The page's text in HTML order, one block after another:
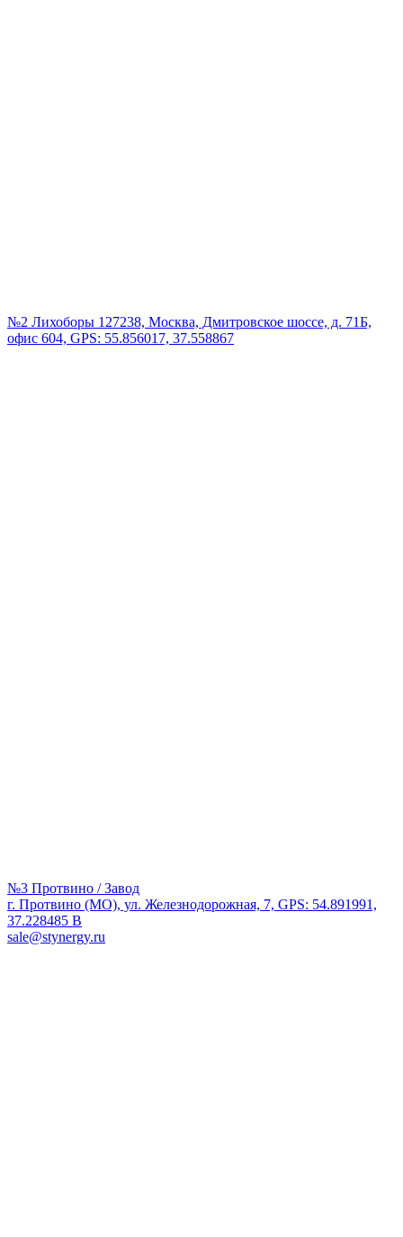
№2 Лихоборы 127238, Москва, Дмитровское шоссе, д. 71Б,
офис 604, GPS: 55.856017, 37.558867
№3 Протвино / Завод
г. Протвино (МО), ул. Железнодорожная, 7, GPS: 54.891991,
37.228485 В
sale@stynergy.ru